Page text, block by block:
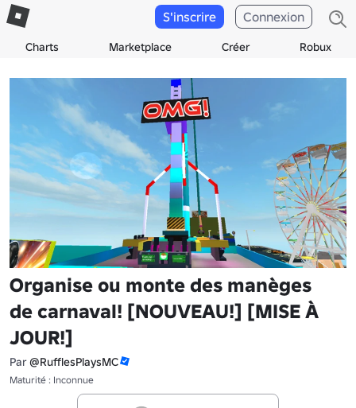
Charts Marketplace Créer Robux
S'inscrire Connexion
Organise ou monte des manèges
de carnaval! [NOUVEAU!] [MISE À
JOUR!]
Par @RufflesPlaysMC
Maturité : Inconnue